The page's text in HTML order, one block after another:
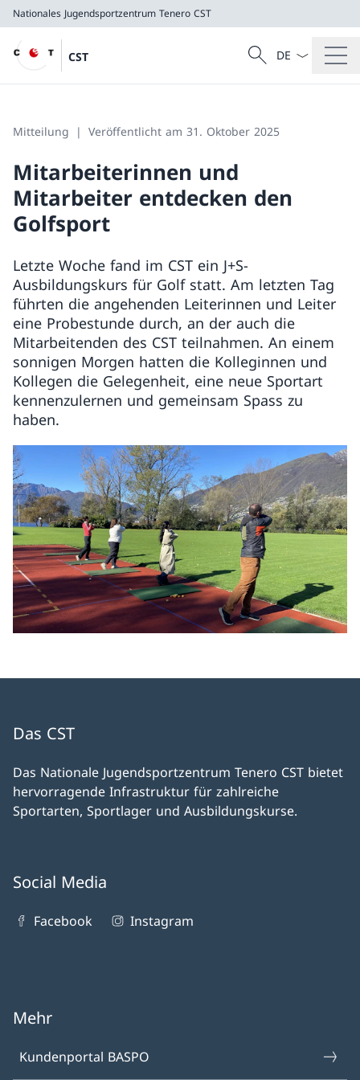
Nationales Jugendsportzentrum Tenero CST
CST
CST
Suche
Suche
Sprach
Mitteilung Veröffentlicht am 31. Oktober 2025
Mitarbeiterinnen und
Mitarbeiter entdecken den
Golfsport
Letzte Woche fand im CST ein J+S-
Ausbildungskurs für Golf statt. Am letzten Tag
führten die angehenden Leiterinnen und Leiter
eine Probestunde durch, an der auch die
Mitarbeitenden des CST teilnahmen. An einem
sonnigen Morgen hatten die Kolleginnen und
Kollegen die Gelegenheit, eine neue Sportart
kennenzulernen und gemeinsam Spass zu
haben.
Das CST
Das Nationale Jugendsportzentrum Tenero CST bietet
hervorragende Infrastruktur für zahlreiche
Sportarten, Sportlager und Ausbildungskurse.
Social Media
Facebook Instagram
Mehr
Kundenportal BASPO